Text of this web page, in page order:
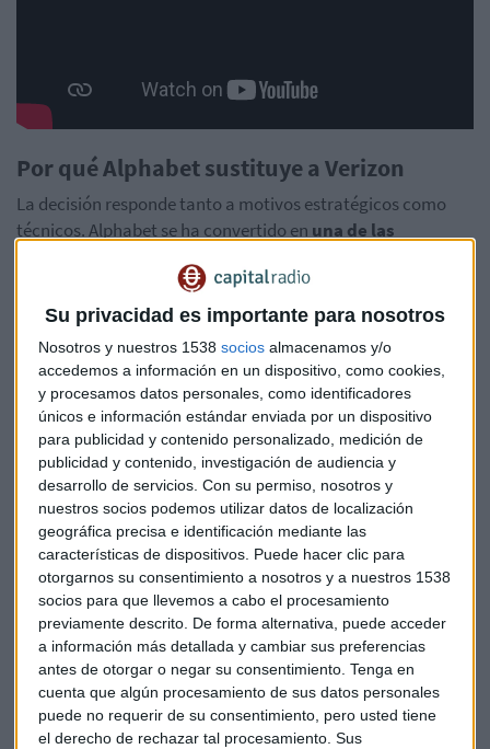
Su privacidad es importante para nosotros
Nosotros y nuestros 1538 socios almacenamos y/o
accedemos a información en un dispositivo, como cookies,
y procesamos datos personales, como identificadores
únicos e información estándar enviada por un dispositivo
para publicidad y contenido personalizado, medición de
publicidad y contenido, investigación de audiencia y
desarrollo de servicios. Con su permiso, nosotros y
nuestros socios podemos utilizar datos de localización
geográfica precisa e identificación mediante las
características de dispositivos. Puede hacer clic para
otorgarnos su consentimiento a nosotros y a nuestros 1538
socios para que llevemos a cabo el procesamiento
previamente descrito. De forma alternativa, puede acceder
a información más detallada y cambiar sus preferencias
antes de otorgar o negar su consentimiento. Tenga en
cuenta que algún procesamiento de sus datos personales
puede no requerir de su consentimiento, pero usted tiene
el derecho de rechazar tal procesamiento. Sus
Por quéAlphabetsustituye a Verizon
La decisión responde tanto a motivos estratégicos como
técnicos.Alphabet se ha convertido en una de las
ecosistema de negocios que abarca la publicidad digital, los
servicios en la nube, la inteligencia artificial, los dispositivos
conducción autónoma.
Con una capitalización bursátil superior a loscuatro
billones de dólares, la compañía dirigida porSundar
Pichairepresenta una parte esencial de la nueva economía
digital.
Por el contrario,Verizonhabía perdido relevancia dentro del
DowJonesdebido al peculiar sistema de cálculo del índice.
A diferencia del S&P 500, que pondera a las empresas por su
valor de mercado, el Dow sigue utilizando unametodología
basada en el precio de las acciones.Como los títulos de
Verizoncotizan en niveles relativamente bajos, su impacto
en los movimientos diarios del índice era cada vez más
reducido.